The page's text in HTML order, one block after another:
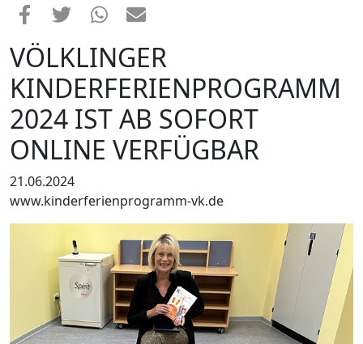
VÖLKLINGER
KINDERFERIENPROGRAMM
2024 IST AB SOFORT
ONLINE VERFÜGBAR
21.06.2024
www.kinderferienprogramm-vk.de